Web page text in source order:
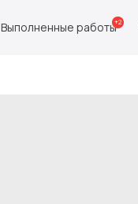
Выполненные работы+2